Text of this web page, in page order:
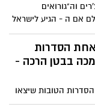
פריירו נמצאת
וה"גורואים
אם ה - הגיע לישראל
לעצמו לשלם אלפי
שהוא העניק
אחת הסדרות
בבטן הרכה -
הטובות שיצאו
בנושא מזעזע